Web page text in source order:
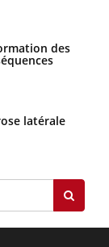
des
latérale